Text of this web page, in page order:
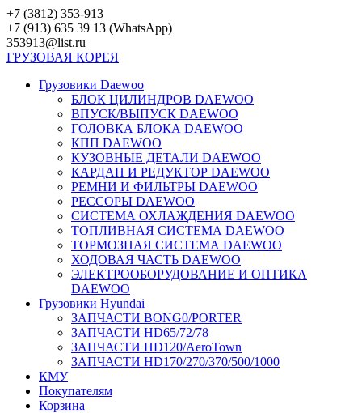
Перейти
к
контенту
+7 (3812) 353-913
+7 (913) 635 39 13 (WhatsApp)
353913@list.ru
ГРУЗОВАЯ КОРЕЯ
Грузовики Daewoo
БЛОК ЦИЛИНДРОВ DAEWOO
ВПУСК/ВЫПУСК DAEWOO
ГОЛОВКА БЛОКА DAEWOO
КПП DAEWOO
КУЗОВНЫЕ ДЕТАЛИ DAEWOO
КАРДАН И РЕДУКТОР DAEWOO
РЕМНИ И ФИЛЬТРЫ DAEWOO
РЕССОРЫ DAEWOO
СИСТЕМА ОХЛАЖДЕНИЯ DAEWOO
ТОПЛИВНАЯ СИСТЕМА DAEWOO
ТОРМОЗНАЯ СИСТЕМА DAEWOO
ХОДОВАЯ ЧАСТЬ DAEWOO
ЭЛЕКТРООБОРУДОВАНИЕ И ОПТИКА
DAEWOO
Грузовики Hyundai
ЗАПЧАСТИ BONG0/PORTER
ЗАПЧАСТИ HD65/72/78
ЗАПЧАСТИ HD120/AeroTown
ЗАПЧАСТИ HD170/270/370/500/1000
КМУ
Покупателям
Корзина